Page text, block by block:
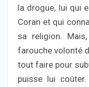
la drogue, lui qui
Coran et qui
sa religion.
farouche volonté
tout faire pour
puisse lui